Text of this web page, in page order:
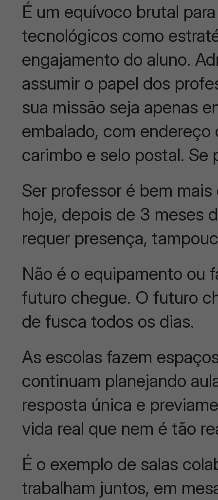
É um equívoco brutal
tecnológicos como
engajamento do aluno.
assumir o papel dos
sua missão seja apenas
embalado, com
carimbo e selo postal. Se
Ser professor é bem
hoje, depois de 3 meses
requer presença,
Não é o equipamento ou
futuro chegue. O futuro
de fusca todos os dias.
As escolas fazem
continuam planejando
resposta única e
vida real que nem é tão
É o exemplo de salas
trabalham juntos, em